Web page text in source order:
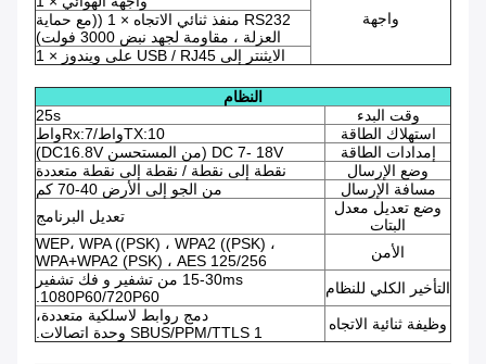
واجهة
RS232 منفذ ثنائي الاتجاه × 1 ((مع حماية
العزلة ، مقاومة لجهد نبض 3000 فولت)
الايثنتر إلى USB / RJ45 على ويندوز × 1
النظام
وقت البدء
25s
استهلاك الطاقة
TX:10واط/Rx:7واط
إمدادات الطاقة
DC 7- 18V (من المستحسن DC16.8V)
وضع الإرسال
نقطة إلى نقطة / نقطة إلى نقطة متعددة
مسافة الإرسال
من الجو إلى الأرض 40-70 كم
وضع تعديل معدل
البتات
تعديل البرنامج
الأمن
WEP، WPA ((PSK) ، WPA2 ((PSK) ،
WPA+WPA2 (PSK) ، AES 125/256
التأخير الكلي للنظام
15-30ms من تشفير و فك تشفير
1080P60/720P60.
وظيفة ثنائية الاتجاه
دمج روابط لاسلكية متعددة،
SBUS/PPM/TTLS 1 وحدة اتصالات.